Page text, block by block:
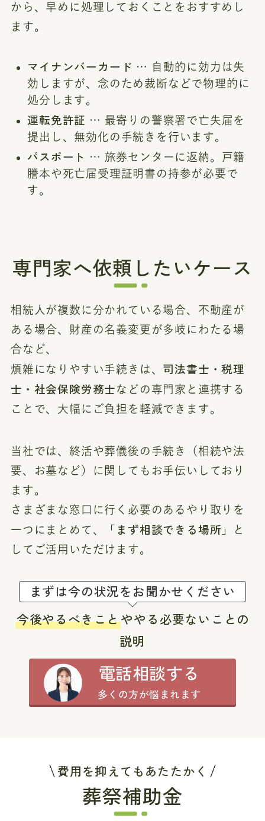
から、早めに処理しておくことをおすすめし
ます。
マイナンバーカード … 自動的に効力は失
効しますが、念のため裁断などで物理的に
処分します。
運転免許証 … 最寄りの警察署で亡失届を
提出し、無効化の手続きを行います。
パスポート
… 旅券センターに返納。戸籍
謄本や死亡届受理証明書の持参が必要で
す。
専門家へ依頼したいケース
相続人が複数に分かれている場合、不動産が
ある場合、財産の名義変更が多岐にわたる場
合など、
煩雑になりやすい手続きは、 司法書士・税理
士・社会保険労務士 などの専門家と連携する
ことで、大幅にご負担を軽減できます。
当社では、終活や葬儀後の手続き（相続や法
要、お墓など）に関してもお手伝いしており
ます。
さまざまな窓口に行く必要のあるやり取りを
一つにまとめて、
「まず相談できる場所」
と
してご活用いただけます。
まずは今の状況をお聞かせください
今後やるべきことややる必要ないことの
説明
電話相談する
多くの方が悩まれます
費用を抑えてもあたたかく
葬祭補助金